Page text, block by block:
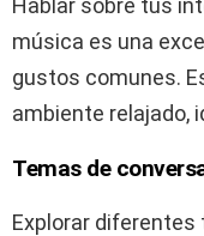
Hablar sobre tus
música es una
gustos comunes.
ambiente relajado,
Temas de
Explorar